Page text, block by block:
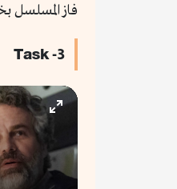
فاز
3- Task
fullscreen